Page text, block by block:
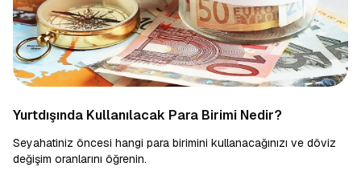
Yurtdışında Kullanılacak Para Birimi Nedir?
Seyahatiniz öncesi hangi para birimini kullanacağınızı ve döviz
değişim oranlarını öğrenin.